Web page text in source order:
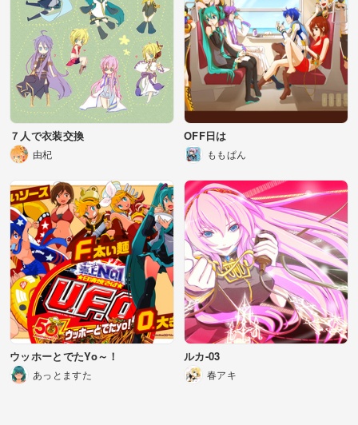
７人で衣装交換
由杞
OFF日は
ももぱん
ウッホーとでたYo～！
あっとますた
ルカ-03
春アキ